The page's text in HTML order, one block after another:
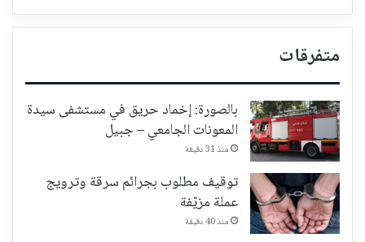
متفرقات
بالصورة: إخماد حريق في مستشفى سيدة
المعونات الجامعي – جبيل
منذ 31 دقيقة
توقيف مطلوب بجرائم سرقة وترويج
عملة مزيّفة
منذ 40 دقيقة